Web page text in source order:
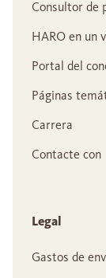
Consultor de
HARO en un
Portal del
Páginas
Carrera
Contacte con
Legal
Gastos de